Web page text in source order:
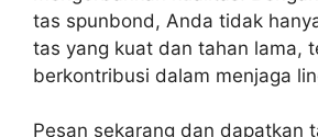
tas spunbond, Anda tidak
tas yang kuat dan tahan lama,
berkontribusi dalam menjaga
Pesan sekarang dan dapatkan